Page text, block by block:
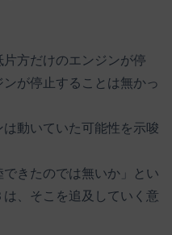
方だけのエンジンが停
が停止することは無かっ
動いていた可能性を示唆
できたのでは無いか」とい
、そこを追及していく意